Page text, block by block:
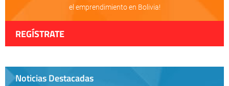
el emprendimiento en Bolivia!
REGÍSTRATE
Noticias Destacadas